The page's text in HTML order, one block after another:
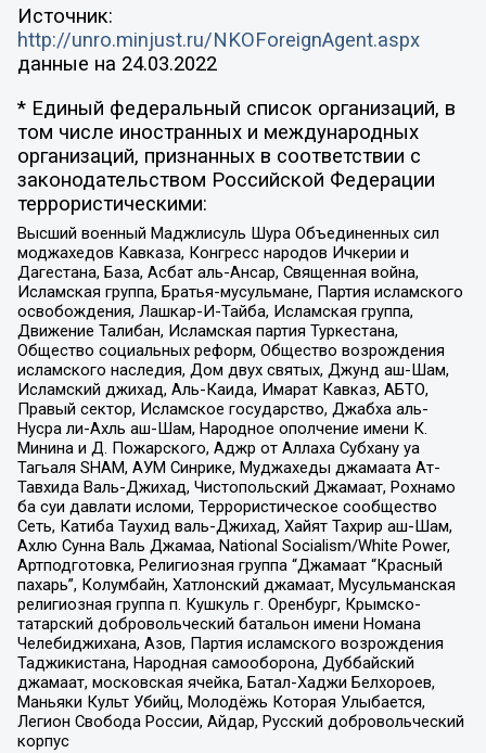
Источник:
http://unro.minjust.ru/NKOForeignAgent.aspx
данные на 24.03.2022
* Единый федеральный список организаций, в
том числе иностранных и международных
организаций, признанных в соответствии с
законодательством Российской Федерации
террористическими:
Высший военный Маджлисуль Шура Объединенных сил
моджахедов Кавказа, Конгресс народов Ичкерии и
Дагестана, База, Асбат аль-Ансар, Священная война,
Исламская группа, Братья-мусульмане, Партия исламского
освобождения, Лашкар-И-Тайба, Исламская группа,
Движение Талибан, Исламская партия Туркестана,
Общество социальных реформ, Общество возрождения
исламского наследия, Дом двух святых, Джунд аш-Шам,
Исламский джихад, Аль-Каида, Имарат Кавказ, АБТО,
Правый сектор, Исламское государство, Джабха аль-
Нусра ли-Ахль аш-Шам, Народное ополчение имени К.
Минина и Д. Пожарского, Аджр от Аллаха Субхану уа
Тагьаля SHAM, АУМ Синрике, Муджахеды джамаата Ат-
Тавхида Валь-Джихад, Чистопольский Джамаат, Рохнамо
ба суи давлати исломи, Террористическое сообщество
Сеть, Катиба Таухид валь-Джихад, Хайят Тахрир аш-Шам,
Ахлю Сунна Валь Джамаа, National Socialism/White Power,
Артподготовка, Религиозная группа “Джамаат “Красный
пахарь”, Колумбайн, Хатлонский джамаат, Мусульманская
религиозная группа п. Кушкуль г. Оренбург, Крымско-
татарский добровольческий батальон имени Номана
Челебиджихана, Азов, Партия исламского возрождения
Таджикистана, Народная самооборона, Дуббайский
джамаат, московская ячейка, Батал-Хаджи Белхороев,
Маньяки Культ Убийц, Молодёжь Которая Улыбается,
Легион Свобода России, Айдар, Русский добровольческий
корпус